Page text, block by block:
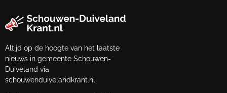
Altijd op de hoogte van het laatste
nieuws in gemeente Schouwen-
Duiveland via
schouwenduivelandkrant.nl.